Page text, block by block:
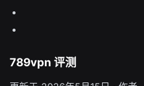
789vpn 评测